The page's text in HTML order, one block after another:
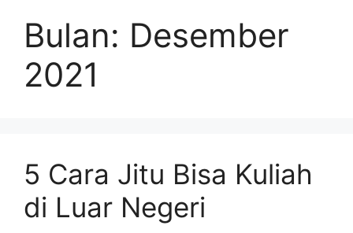
Bulan: Desember
2021
5 Cara Jitu Bisa Kuliah
di Luar Negeri